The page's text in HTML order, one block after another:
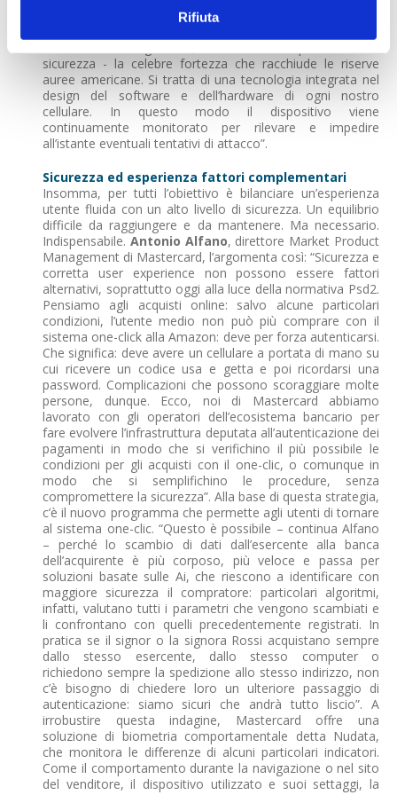
Rifiuta
l’innesto nel display di un sensore di impronte digitali a
sicurezza - la celebre fortezza che racchiude le riserve
auree americane. Si tratta di una tecnologia integrata nel
design del software e dell’hardware di ogni nostro
cellulare. In questo modo il dispositivo viene
continuamente monitorato per rilevare e impedire
all’istante eventuali tentativi di attacco”.
Sicurezza ed esperienza fattori complementari
Insomma, per tutti l’obiettivo è bilanciare un’esperienza
utente fluida con un alto livello di sicurezza. Un equilibrio
difficile da raggiungere e da mantenere. Ma necessario.
Indispensabile. Antonio Alfano, direttore Market Product
Management di Mastercard, l’argomenta così: “Sicurezza e
corretta user experience non possono essere fattori
alternativi, soprattutto oggi alla luce della normativa Psd2.
Pensiamo agli acquisti online: salvo alcune particolari
condizioni, l’utente medio non può più comprare con il
sistema one-click alla Amazon: deve per forza autenticarsi.
Che significa: deve avere un cellulare a portata di mano su
cui ricevere un codice usa e getta e poi ricordarsi una
password. Complicazioni che possono scoraggiare molte
persone, dunque. Ecco, noi di Mastercard abbiamo
lavorato con gli operatori dell’ecosistema bancario per
fare evolvere l’infrastruttura deputata all’autenticazione dei
pagamenti in modo che si verifichino il più possibile le
condizioni per gli acquisti con il one-clic, o comunque in
modo che si semplifichino le procedure, senza
compromettere la sicurezza”. Alla base di questa strategia,
c’è il nuovo programma che permette agli utenti di tornare
al sistema one-clic. “Questo è possibile – continua Alfano
– perché lo scambio di dati dall’esercente alla banca
dell’acquirente è più corposo, più veloce e passa per
soluzioni basate sulle Ai, che riescono a identificare con
maggiore sicurezza il compratore: particolari algoritmi,
infatti, valutano tutti i parametri che vengono scambiati e
li confrontano con quelli precedentemente registrati. In
pratica se il signor o la signora Rossi acquistano sempre
dallo stesso esercente, dallo stesso computer o
richiedono sempre la spedizione allo stesso indirizzo, non
c’è bisogno di chiedere loro un ulteriore passaggio di
autenticazione: siamo sicuri che andrà tutto liscio”. A
irrobustire questa indagine, Mastercard offre una
soluzione di biometria comportamentale detta Nudata,
che monitora le differenze di alcuni particolari indicatori.
Come il comportamento durante la navigazione o nel sito
del venditore, il dispositivo utilizzato e suoi settaggi, la